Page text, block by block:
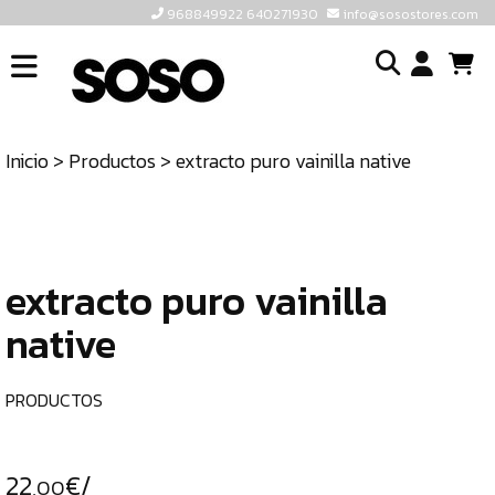
968849922 640271930 info@sosostores.com
INICIO
TIENDA
968849922
640271930
INFO@SOSOSTORES.COM
Inicio> Productos> extracto puro vainilla native
extracto puro vainilla
native
PRODUCTOS
22,00€/